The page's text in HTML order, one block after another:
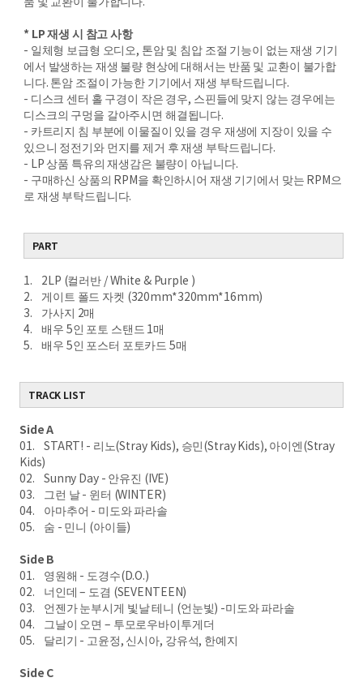
* LP 재생 시 참고 사항
- 일체형 보급형 오디오, 톤암 및 침압 조절 기능이 없는 재생 기기
에서 발생하는 재생 불량 현상에 대해서는 반품 및 교환이 불가합
니다. 톤암 조절이 가능한 기기에서 재생 부탁드립니다.
- 디스크 센터 홀 구경이 작은 경우, 스핀들에 맞지 않는 경우에는
디스크의 구멍을 갈아주시면 해결됩니다.
- 카트리지 침 부분에 이물질이 있을 경우 재생에 지장이 있을 수
있으니 정전기와 먼지를 제거 후 재생 부탁드립니다.
- LP 상품 특유의 재생감은 불량이 아닙니다.
- 구매하신 상품의 RPM을 확인하시어 재생 기기에서 맞는 RPM으
로 재생 부탁드립니다.
PART
1. 2LP (컬러반 / White & Purple )
2. 게이트 폴드 자켓 (320mm*320mm*16mm)
3. 가사지 2매
4. 배우 5인 포토 스탠드 1매
5. 배우 5인 포스터 포토카드 5매
TRACK LIST
Side A
01. START! - 리노(Stray Kids), 승민(Stray Kids), 아이엔(Stray
Kids)
02. Sunny Day - 안유진 (IVE)
03. 그런 날 - 윈터 (WINTER)
04. 아마추어 - 미도와 파라솔
05. 숨 - 민니 (아이들)
Side B
01. 영원해 - 도경수(D.O.)
02. 너인데 – 도겸 (SEVENTEEN)
03. 언젠가 눈부시게 빛날 테니 (언눈빛) -미도와 파라솔
04. 그날이 오면 – 투모로우바이투게더
05. 달리기 - 고윤정, 신시아, 강유석, 한예지
Side C